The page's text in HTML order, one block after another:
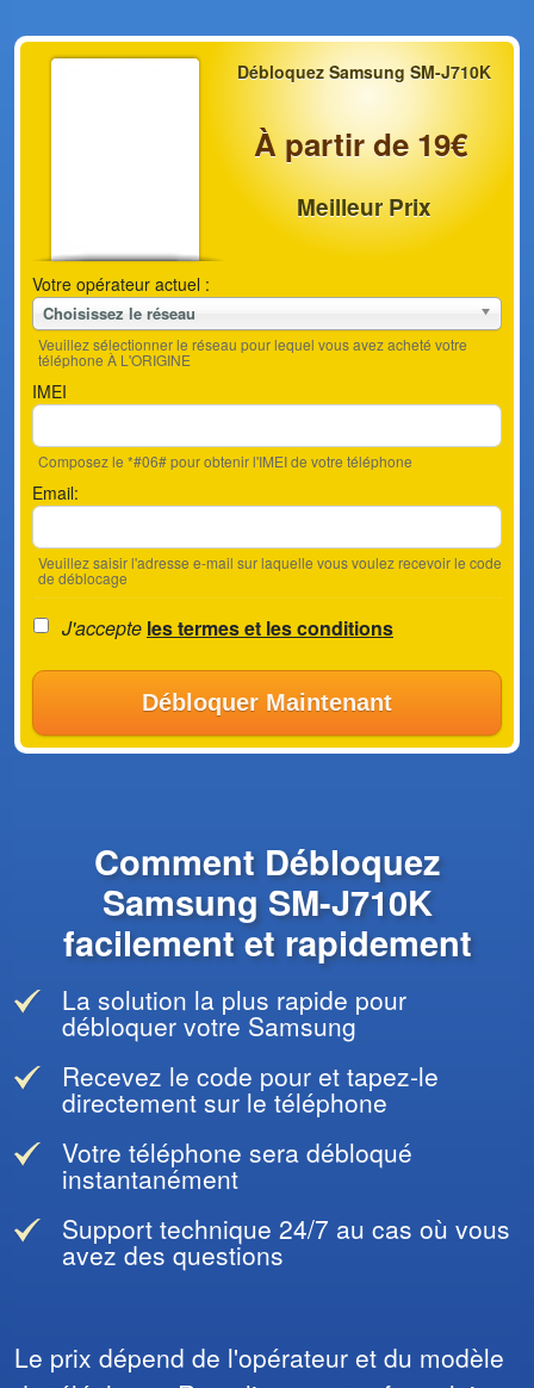
Débloquez Samsung SM-J710K
À partir de 19€
Meilleur Prix
Votre opérateur actuel :
Choisissez le réseau
Veuillez sélectionner le réseau pour lequel vous avez acheté votre
téléphone À L'ORIGINE
IMEI
Composez le *#06# pour obtenir l'IMEI de votre téléphone
Email:
Veuillez saisir l'adresse e-mail sur laquelle vous voulez recevoir le code
de déblocage
J'accepte les termes et les conditions
Débloquer Maintenant
Comment Débloquez
Samsung SM-J710K
facilement et rapidement
La solution la plus rapide pour
débloquer votre Samsung
Recevez le code pour et tapez-le
directement sur le téléphone
Votre téléphone sera débloqué
instantanément
Support technique 24/7 au cas où vous
avez des questions
Le prix dépend de l'opérateur et du modèle